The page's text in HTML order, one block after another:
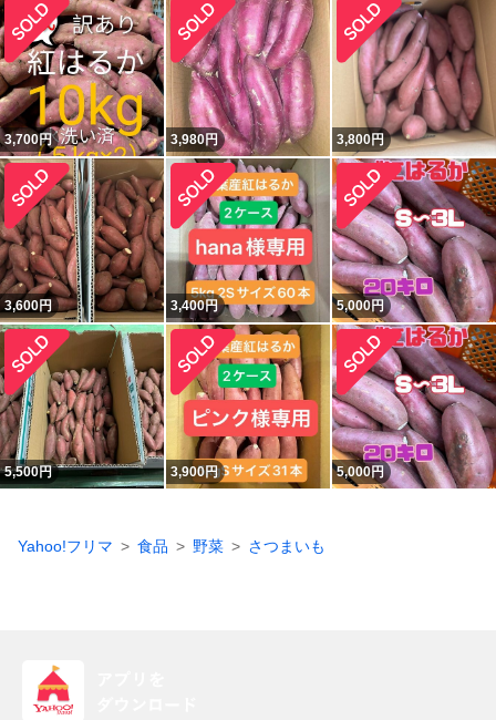
3,700円 3,980円 3,800円
3,600円 3,400円 5,000円
5,500円 3,900円 5,000円
Yahoo!フリマ 食品 野菜 さつまいも